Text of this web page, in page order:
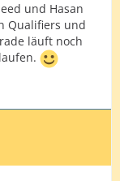
und Hasan
Qualifiers und
läuft noch